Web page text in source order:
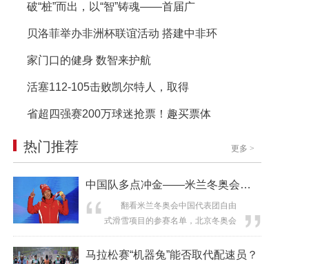
破“桩”而出，以“智”铸魂——首届广
贝洛菲举办非洲杯联谊活动 搭建中非环
家门口的健身 数智来护航
活塞112-105击败凯尔特人，取得
省超四强赛200万球迷抢票！趣买票体
热门推荐 更多 >
中国队多点冲金——米兰冬奥会自由式
翻看米兰冬奥会中国代表团自由
式滑雪项目的参赛名单，北京冬奥会
冠军谷爱凌、徐梦桃、齐广璞的名字
赫然在列。时隔4年，中国自由式滑雪
马拉松赛“机器兔”能否取代配速员？